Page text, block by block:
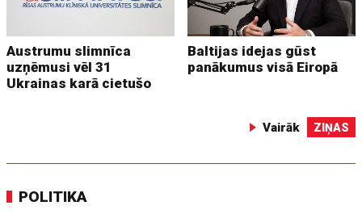
Austrumu slimnīca
uzņēmusi vēl 31
Ukrainas karā cietušo
Baltijas idejas gūst
panākumus visā Eiropā
Vairāk ZIŅAS
POLITIKA